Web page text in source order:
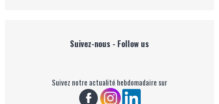
Suivez-nous - Follow us
Suivez notre actualité hebdomadaire sur